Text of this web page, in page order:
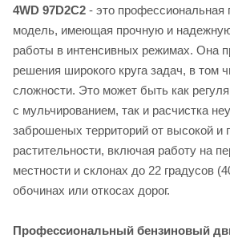
4WD 97D2C2 - это профессиональная
модель, имеющая прочную и
работы в интенсивных режимах. Она
решения широкого круга задач, в том
сложности. Это может быть как
с мульчированием, так и расчистка
заброшеных территорий от высокой и
растительности, включая работу на
местности и склонах до 22 градусов
обочинах или откосах дорог.
Профессиональный бензиновый